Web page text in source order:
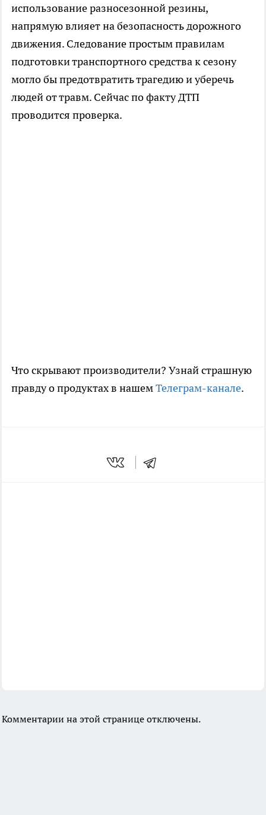
использование разносезонной резины,
напрямую влияет на безопасность дорожного
движения. Следование простым правилам
подготовки транспортного средства к сезону
могло бы предотвратить трагедию и уберечь
людей от травм. Сейчас по факту ДТП
проводится проверка.
Что скрывают производители? Узнай страшную
правду о продуктах в нашемТелеграм-канале.
Комментарии на этой странице отключены.